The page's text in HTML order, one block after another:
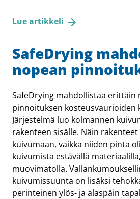
Lue artikkeli
SafeDrying
nopean
SafeDrying mahdollistaa erittäin
pinnoituksen kosteusvaurioiden
Järjestelmä luo kolmannen
rakenteen sisälle. Näin
kuivumaan, vaikka niiden pinta
kuivumista estävällä
muovimatolla.
kuivumissuunta on lisäksi
perinteinen ylös- ja alaspäin